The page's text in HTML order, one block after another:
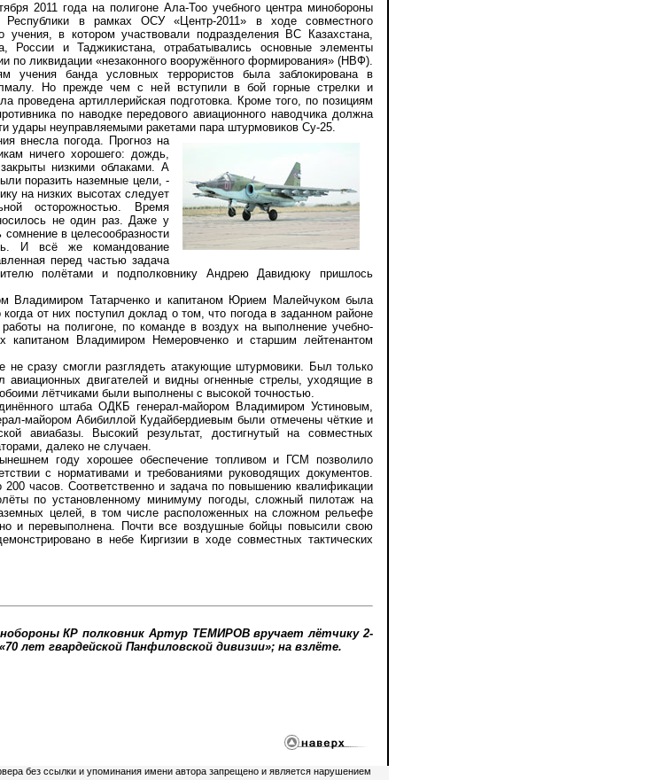
2011 года на полигоне Ала-Тоо учебного центра минобороны
Республики в рамках ОСУ «Центр-2011» в ходе совместного
учения, в котором участвовали подразделения ВС Казахстана,
России и Таджикистана, отрабатывались основные элементы
по ликвидации «незаконного вооружённого формирования» (НВФ).
учения банда условных террористов была заблокирована в
Но прежде чем с ней вступили в бой горные стрелки и
проведена артиллерийская подготовка. Кроме того, по позициям
по наводке передового авиационного наводчика должна
удары неуправляемыми ракетами пара штурмовиков Су-25.
внесла погода. Прогноз на
ничего хорошего: дождь,
низкими облаками. А
поразить наземные цели, -
на низких высотах следует
осторожностью. Время
не один раз. Даже у
в целесообразности
И всё же командование
перед частью задача
полётами и подполковнику Андрею Давидюку пришлось
Татарченко и капитаном Юрием Малейчуком была
от них поступил доклад о том, что погода в заданном районе
на полигоне, по команде в воздух на выполнение учебно-
капитаном Владимиром Немеровченко и старшим лейтенантом
сразу смогли разглядеть атакующие штурмовики. Был только
двигателей и видны огненные стрелы, уходящие в
лётчиками были выполнены с высокой точностью.
штаба ОДКБ генерал-майором Владимиром Устиновым,
майором Абибиллой Кудайбердиевым были отмечены чёткие и
авиабазы. Высокий результат, достигнутый на совместных
далеко не случаен.
году хорошее обеспечение топливом и ГСМ позволило
с нормативами и требованиями руководящих документов.
часов. Соответственно и задача по повышению квалификации
по установленному минимуму погоды, сложный пилотаж на
целей, в том числе расположенных на сложном рельефе
и перевыполнена. Почти все воздушные бойцы повысили свою
в небе Киргизии в ходе совместных тактических
КР полковник Артур ТЕМИРОВ вручает лётчику 2-
лет гвардейской Панфиловской дивизии»; на взлёте.
без ссылки и упоминания имени автора запрещено и является нарушением